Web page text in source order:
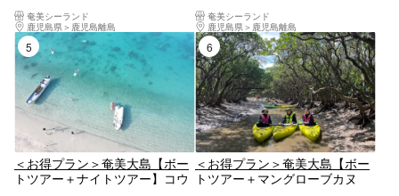
当日予約可能・GoProで撮影す
る写真の無料プレゼントあり
（90分）※お一人様も可能
奄美シーランド
鹿児島県
鹿児島離島
ーン空撮、GoPro動画での無料
のプレゼントあり
奄美シーランド
鹿児島県
鹿児島離島
5位
＜お得プラン＞奄美大島【ボー
トツアー＋ナイトツアー】コウ
6位
＜お得プラン＞奄美大島【ボー
トツアー＋マングローブカヌ